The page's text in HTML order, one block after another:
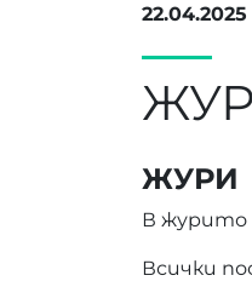
22.04.2025
ЖУРИ
В журито
Всички